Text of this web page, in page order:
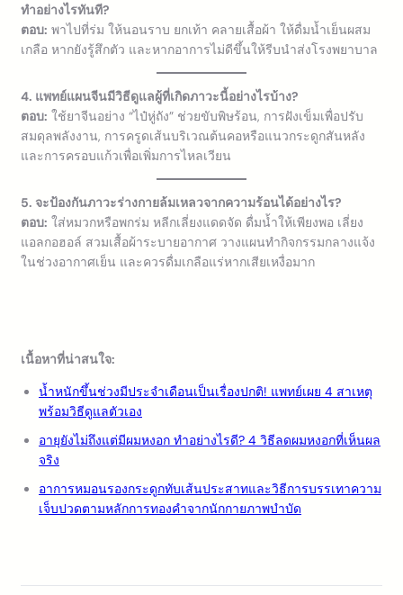
ทำอย่างไรทันที?
ตอบ: พาไปที่ร่ม ให้นอนราบ ยกเท้า คลายเสื้อผ้า ให้ดื่มน้ำเย็นผสม
เกลือ หากยังรู้สึกตัว และหากอาการไม่ดีขึ้นให้รีบนำส่งโรงพยาบาล
4. แพทย์แผนจีนมีวิธีดูแลผู้ที่เกิดภาวะนี้อย่างไรบ้าง?
ตอบ: ใช้ยาจีนอย่าง “ไป๋หู่ถัง” ช่วยขับพิษร้อน, การฝังเข็มเพื่อปรับ
สมดุลพลังงาน, การครูดเส้นบริเวณต้นคอหรือแนวกระดูกสันหลัง
และการครอบแก้วเพื่อเพิ่มการไหลเวียน
5. จะป้องกันภาวะร่างกายล้มเหลวจากความร้อนได้อย่างไร?
ตอบ: ใส่หมวกหรือพกร่ม หลีกเลี่ยงแดดจัด ดื่มน้ำให้เพียงพอ เลี่ยง
แอลกอฮอล์ สวมเสื้อผ้าระบายอากาศ วางแผนทำกิจกรรมกลางแจ้ง
ในช่วงอากาศเย็น และควรดื่มเกลือแร่หากเสียเหงื่อมาก
เนื้อหาที่น่าสนใจ:
น้ำหนักขึ้นช่วงมีประจำเดือนเป็นเรื่องปกติ! แพทย์เผย 4 สาเหตุ
พร้อมวิธีดูแลตัวเอง
อายุยังไม่ถึงแต่มีผมหงอก ทำอย่างไรดี? 4 วิธีลดผมหงอกที่เห็นผล
จริง
อาการหมอนรองกระดูกทับเส้นประสาทและวิธีการบรรเทาความ
เจ็บปวดตามหลักการทองคำจากนักกายภาพบำบัด